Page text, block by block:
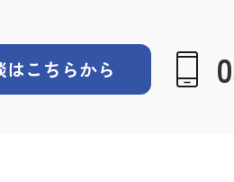
はこちらから